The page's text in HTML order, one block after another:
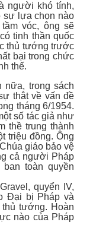
người khó tính,
sự lựa chọn nào
vóc, ông sẽ
tinh thần quốc
thủ tướng trước
bại trong chức
thế.
nữa, trong sách
thât về vấn đề
tháng 6/1954.
số tác giả như
thề trung thành
triệu đồng. Ông
giáo bảo vệ
cả người Pháp
toàn quyền
quyển IV,
Đại bị Pháp và
tướng. Hoàn
nào của Pháp